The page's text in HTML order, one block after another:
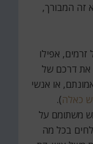
זה המבורך,
זרמים, אפילו
את דרכם של
או אנשי
כאלה).
משתומם על
בכל מה